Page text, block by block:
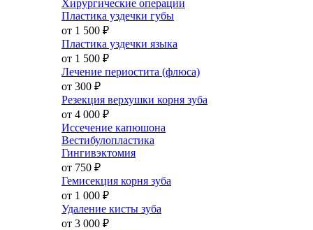
Хирургические операции
Пластика уздечки губы
от 1 500 ₽
Пластика уздечки языка
от 1 500 ₽
Лечение периостита (флюса)
от 300 ₽
Резекция верхушки корня зуба
от 4 000 ₽
Иссечение капюшона
Вестибулопластика
Гингивэктомия
от 750 ₽
Гемисекция корня зуба
от 1 000 ₽
Удаление кисты зуба
от 3 000 ₽